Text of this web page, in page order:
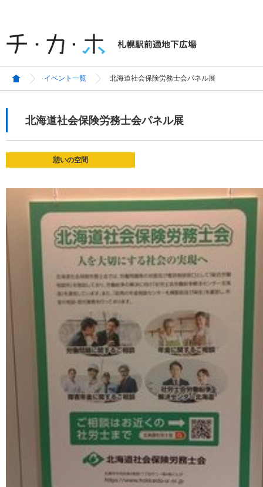
イベント一覧 北海道社会保険労務士会パネル展
北海道社会保険労務士会パネル展
憩いの空間